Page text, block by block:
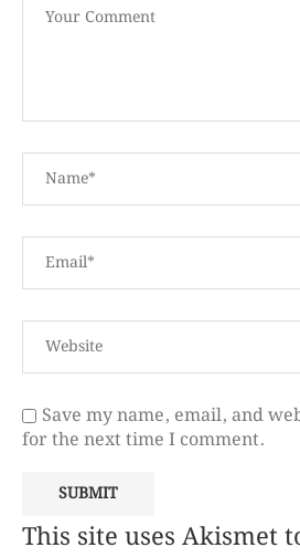
Save my name, email, and
for the next time I comment.
This site uses Akismet